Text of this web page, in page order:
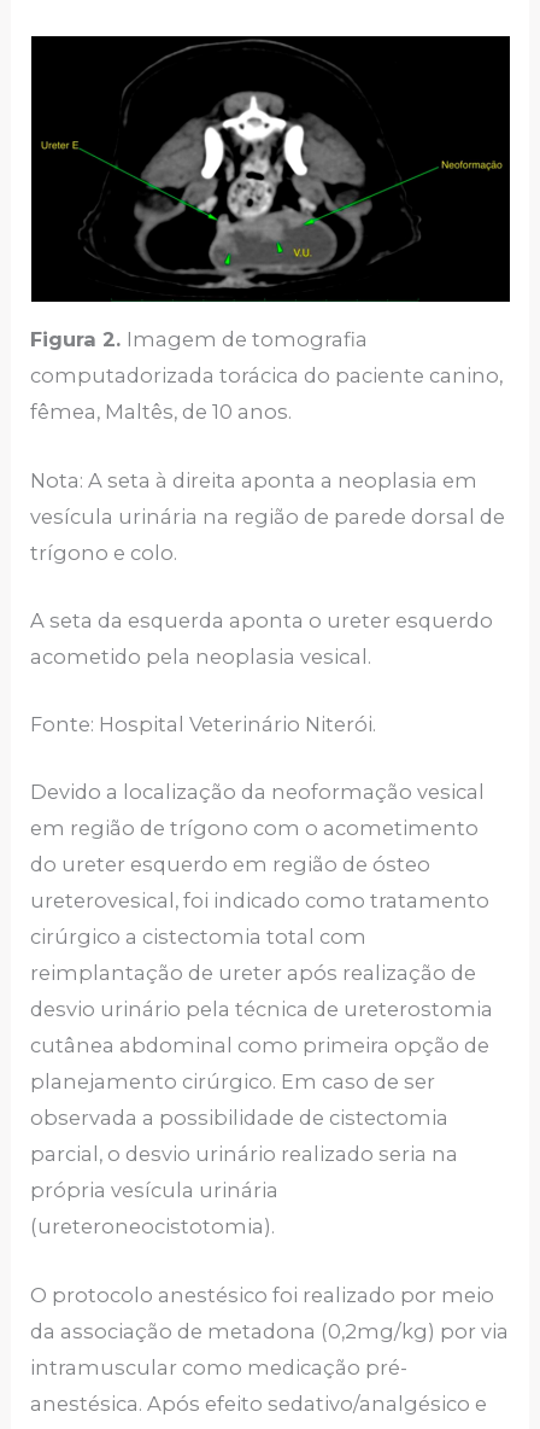
Figura 2. Imagem de tomografia
computadorizada torácica do paciente canino,
fêmea, Maltês, de 10 anos.
Nota: A seta à direita aponta a neoplasia em
vesícula urinária na região de parede dorsal de
trígono e colo.
A seta da esquerda aponta o ureter esquerdo
acometido pela neoplasia vesical.
Fonte: Hospital Veterinário Niterói.
Devido a localização da neoformação vesical
em região de trígono com o acometimento
do ureter esquerdo em região de ósteo
ureterovesical, foi indicado como tratamento
cirúrgico a cistectomia total com
reimplantação de ureter após realização de
desvio urinário pela técnica de ureterostomia
cutânea abdominal como primeira opção de
planejamento cirúrgico. Em caso de ser
observada a possibilidade de cistectomia
parcial, o desvio urinário realizado seria na
própria vesícula urinária
(ureteroneocistotomia).
O protocolo anestésico foi realizado por meio
da associação de metadona (0,2mg/kg) por via
intramuscular como medicação pré-
anestésica. Após efeito sedativo/analgésico e